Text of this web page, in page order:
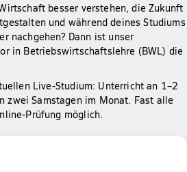
besser verstehen, die Zukunft
und während deines Studiums
nachgehen? Dann ist unser
in Betriebswirtschaftslehre (BWL) die
Live-Studium: Unterricht an 1–2
zwei Samstagen im Monat. Fast alle
Prüfung möglich.